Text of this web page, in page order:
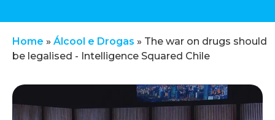
Home » Álcool e Drogas » The war on drugs should
be legalised - Intelligence Squared Chile